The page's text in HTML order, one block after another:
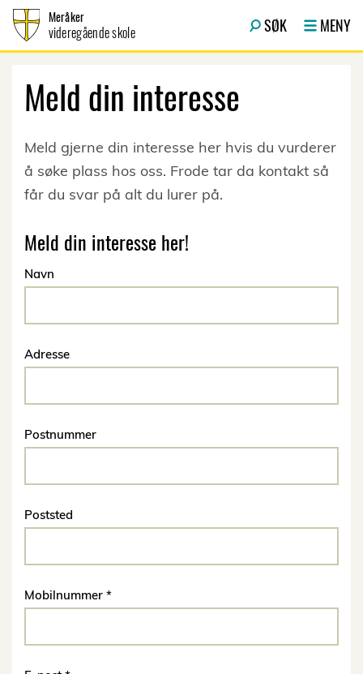
Meråker
videregående skole SØK MENY
Meld din interesse
Meld gjerne din interesse her hvis du vurderer
å søke plass hos oss. Frode tar da kontakt så
får du svar på alt du lurer på.
Meld din interesse her!
Navn
Adresse
Postnummer
Poststed
Mobilnummer